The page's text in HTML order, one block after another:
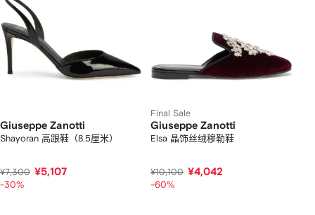
Giuseppe Zanotti
Shayoran 高跟鞋（8.5厘米）
¥7,300 ¥5,107
-30%
Final Sale
Giuseppe Zanotti
Elsa 晶饰丝绒穆勒鞋
¥10,100 ¥4,042
-60%